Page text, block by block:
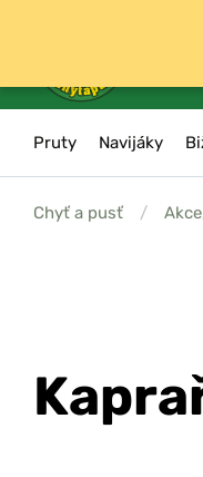
Pruty Navijáky
Chyť a pusť /